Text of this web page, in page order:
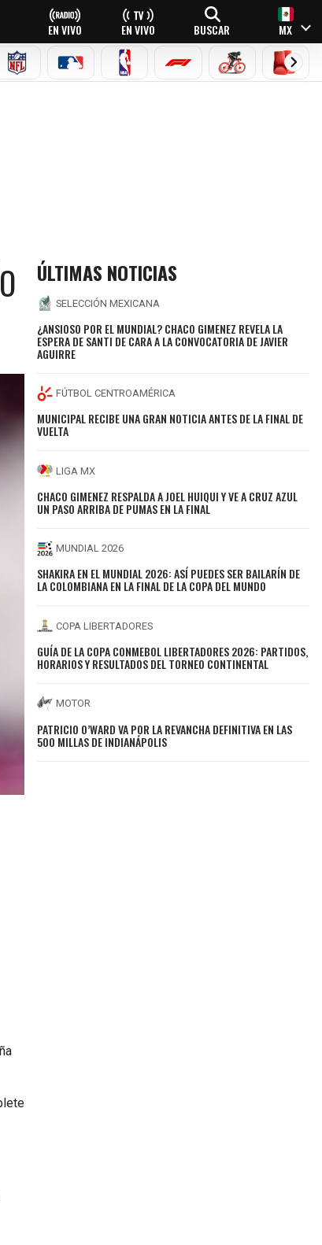
EN VIVO EN VIVO BUSCAR MX
NFL MLB NBA FÓRMULA 1CICLISMOBOXEO
ÚLTIMAS NOTICIAS
SELECCIÓN MEXICANA
¿ANSIOSO POR EL MUNDIAL? CHACO GIMENEZ REVELA LA
ESPERA DE SANTI DE CARA A LA CONVOCATORIA DE JAVIER
AGUIRRE
FÚTBOL CENTROAMÉRICA
MUNICIPAL RECIBE UNA GRAN NOTICIA ANTES DE LA FINAL DE
VUELTA
LIGA MX
CHACO GIMENEZ RESPALDA A JOEL HUIQUI Y VE A CRUZ AZUL
UN PASO ARRIBA DE PUMAS EN LA FINAL
MUNDIAL 2026
SHAKIRA EN EL MUNDIAL 2026: ASÍ PUEDES SER BAILARÍN DE
LA COLOMBIANA EN LA FINAL DE LA COPA DEL MUNDO
COPA LIBERTADORES
GUÍA DE LA COPA CONMEBOL LIBERTADORES 2026: PARTIDOS,
HORARIOS Y RESULTADOS DEL TORNEO CONTINENTAL
MOTOR
PATRICIO O’WARD VA POR LA REVANCHA DEFINITIVA EN LAS
500 MILLAS DE INDIANÁPOLIS